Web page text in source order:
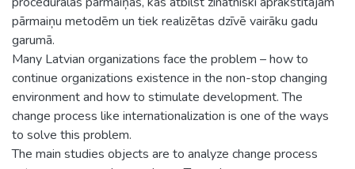
pārmaiņu metodēm un tiek realizētas dzīvē vairāku gadu
garumā.
Many Latvian organizations face the problem – how to
continue organizations existence in the non-stop changing
environment and how to stimulate development. The
change process like internationalization is one of the ways
to solve this problem.
The main studies objects are to analyze change process